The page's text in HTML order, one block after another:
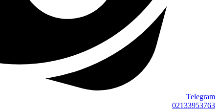
Telegram
02133953763